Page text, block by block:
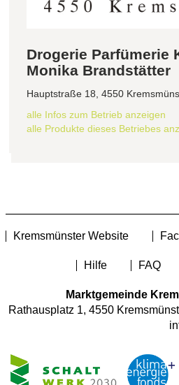
Drogerie Parfümerie
Monika Brandstätter
Hauptstraße 18, 4550
alle Infos zum Betrieb anzeigen
alle Produkte dieses Betriebes
Kremsmünster Website
Hilfe FAQ
Marktgemeinde
Rathausplatz 1, 4550